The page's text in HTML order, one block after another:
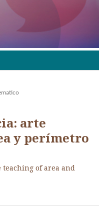
arte
y perímetro
of area and